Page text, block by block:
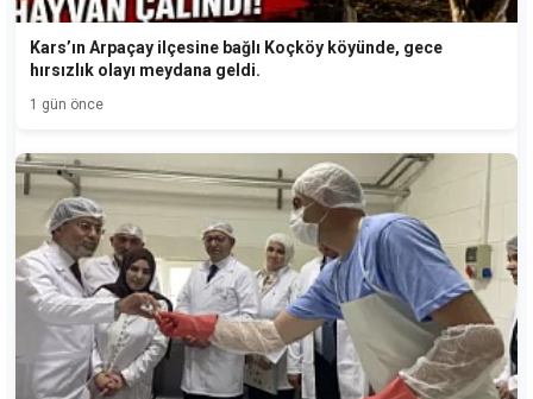
Kars’ın Arpaçay ilçesine bağlı Koçköy köyünde, gece
hırsızlık olayı meydana geldi.
1 gün önce